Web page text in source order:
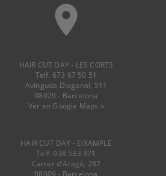
place
HAIR CUT DAY - LES CORTS
Telf. 673 67 50 51
Avinguda Diagonal, 511
08029 - Barcelona
Ver en Google Maps »
HAIR CUT DAY - EIXAMPLE
Telf. 938 533 371
Carrer d'Aragó, 287